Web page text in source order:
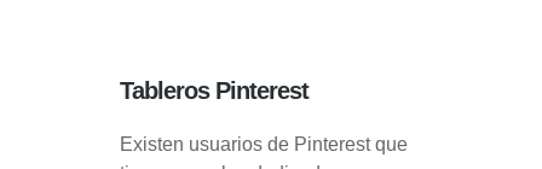
Tableros Pinterest
Existen usuarios de Pinterest que